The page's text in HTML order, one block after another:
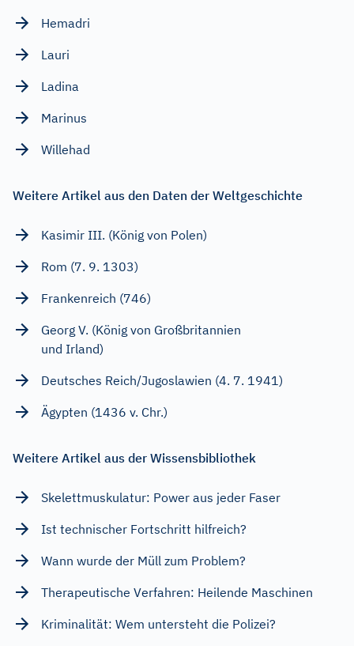
Hemadri
Lauri
Ladina
Marinus
Willehad
Weitere Artikel aus den Daten der Weltgeschichte
Kasimir III. (König von Polen)
Rom (7. 9. 1303)
Frankenreich (746)
Georg V. (König von Großbritannien
und Irland)
Deutsches Reich/Jugoslawien (4. 7. 1941)
Ägypten (1436 v. Chr.)
Weitere Artikel aus der Wissensbibliothek
Skelettmuskulatur: Power aus jeder Faser
Ist technischer Fortschritt hilfreich?
Wann wurde der Müll zum Problem?
Therapeutische Verfahren: Heilende Maschinen
Kriminalität: Wem untersteht die Polizei?